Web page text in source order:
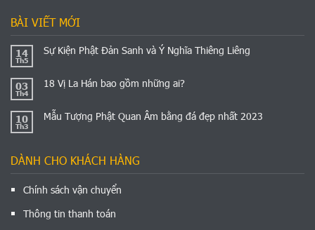
BÀI VIẾT MỚI
14
Th5
Sự Kiện Phật Đản Sanh và Ý Nghĩa Thiêng Liêng
03
Th4
18 Vị La Hán bao gồm những ai?
10
Th3
Mẫu Tượng Phật Quan Âm bằng đá đẹp nhất 2023
DÀNH CHO KHÁCH HÀNG
Chính sách vận chuyển
Thông tin thanh toán